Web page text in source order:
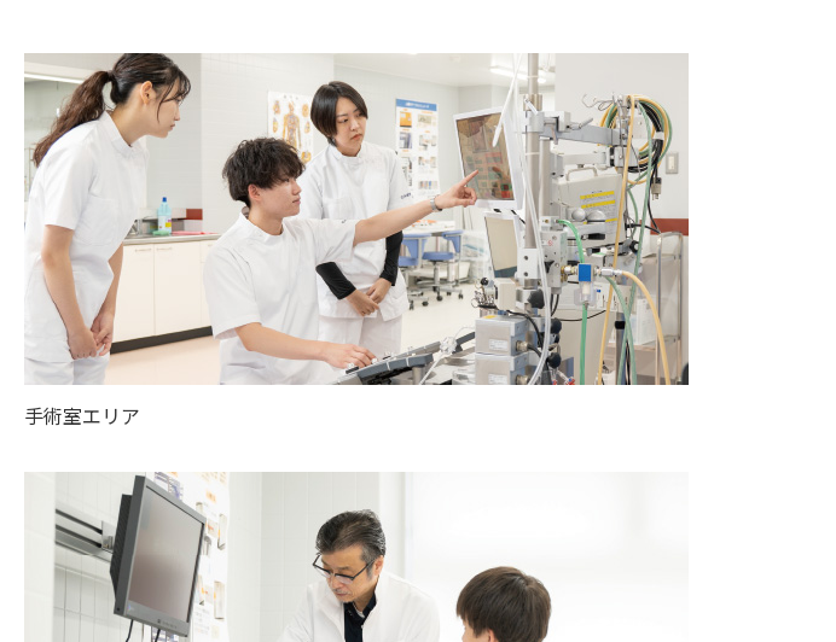
手術室エリア